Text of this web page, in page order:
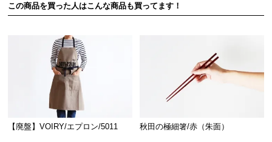
この商品を買った人はこんな商品も買ってます！
【廃盤】VOIRY/エプロン/5011 秋田の極細箸/赤（朱面）